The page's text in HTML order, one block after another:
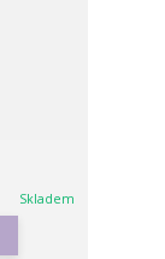
Skladem